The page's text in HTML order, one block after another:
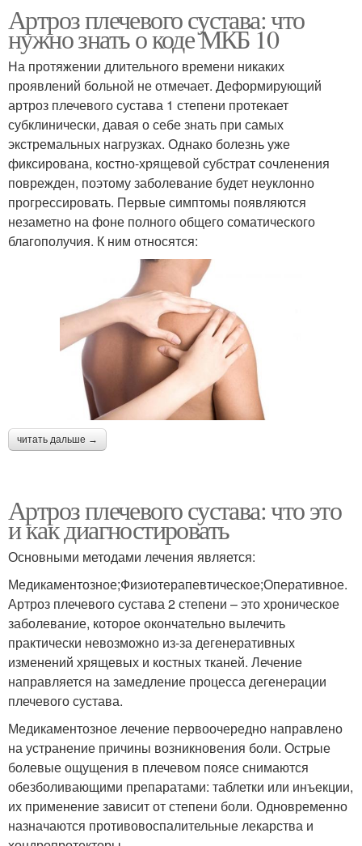
Артроз плечевого сустава: что
нужно знать о коде МКБ 10
На протяжении длительного времени никаких
проявлений больной не отмечает. Деформирующий
артроз плечевого сустава 1 степени протекает
субклинически, давая о себе знать при самых
экстремальных нагрузках. Однако болезнь уже
фиксирована, костно-хрящевой субстрат сочленения
поврежден, поэтому заболевание будет неуклонно
прогрессировать. Первые симптомы появляются
незаметно на фоне полного общего соматического
благополучия. К ним относятся:
читать дальше →
Артроз плечевого сустава: что это
и как диагностировать
Основными методами лечения является:
Медикаментозное;Физиотерапевтическое;Оперативное.
Артроз плечевого сустава 2 степени – это хроническое
заболевание, которое окончательно вылечить
практически невозможно из-за дегенеративных
изменений хрящевых и костных тканей. Лечение
направляется на замедление процесса дегенерации
плечевого сустава.
Медикаментозное лечение первоочередно направлено
на устранение причины возникновения боли. Острые
болевые ощущения в плечевом поясе снимаются
обезболивающими препаратами: таблетки или инъекции,
их применение зависит от степени боли. Одновременно
назначаются противовоспалительные лекарства и